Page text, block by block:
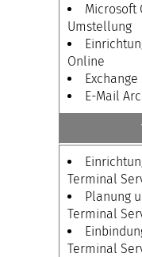
Microsoft
Umstellung
Online
E-Mail
Terminal
Planung
Terminal
Terminal